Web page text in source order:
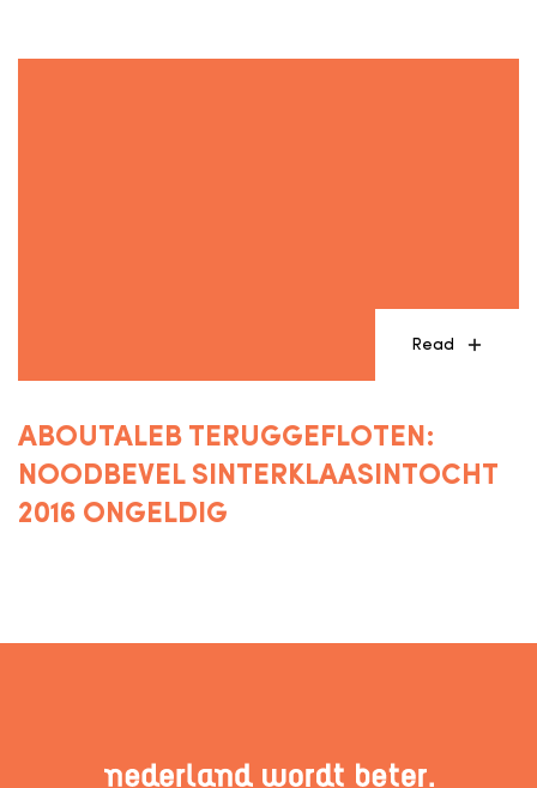
Read
ABOUTALEB TERUGGEFLOTEN:
NOODBEVEL SINTERKLAASINTOCHT
2016 ONGELDIG